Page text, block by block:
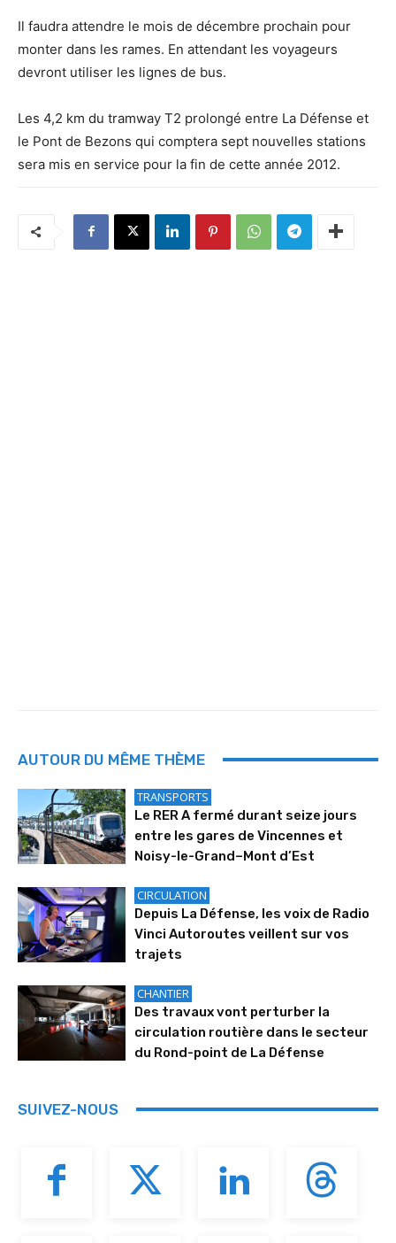
Il faudra attendre le mois de décembre prochain pour
monter dans les rames. En attendant les voyageurs
devront utiliser les lignes de bus.
Les 4,2 km du tramway T2 prolongé entre La Défense et
le Pont de Bezons qui comptera sept nouvelles stations
sera mis en service pour la fin de cette année 2012.
AUTOUR DU MÊME THÈME
TRANSPORTS
Le RER A fermé durant seize jours
entre les gares de Vincennes et
Noisy-le-Grand–Mont d’Est
CIRCULATION
Depuis La Défense, les voix de Radio
Vinci Autoroutes veillent sur vos
trajets
CHANTIER
Des travaux vont perturber la
circulation routière dans le secteur
du Rond-point de La Défense
SUIVEZ-NOUS